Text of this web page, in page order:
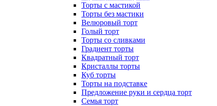
Торты с мастикой
Торты без мастики
Велюровый торт
Голый торт
Торты со сливками
Градиент торты
Квадратный торт
Кристаллы торты
Куб торты
Торты на подставке
Предложение руки и сердца торт
Семья торт